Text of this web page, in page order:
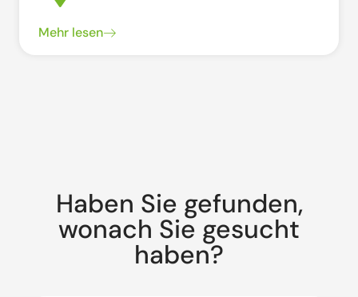
Mehr lesen
Haben Sie gefunden,
wonach Sie gesucht
haben?